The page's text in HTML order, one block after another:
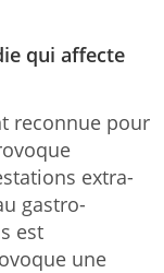
qui affecte
reconnue pour
extra-
gastro-
est
une